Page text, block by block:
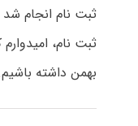
ثبت نام انجام شد
ثبت نام،
بهمن داشته